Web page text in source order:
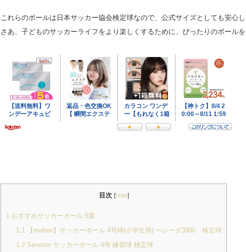
これらのボールは日本サッカー協会検定球なので、公式サイズとしても安心し
さあ、子どものサッカーライフをより楽しくするために、ぴったりのボールを
目次 [hide]
1 おすすめサッカーボール 5選
1.1
【molten】サッカーボール 4号球(小学生用) ペレーダ3000 検定球
1.2Senston サッカーボール 4号 練習球 検定球